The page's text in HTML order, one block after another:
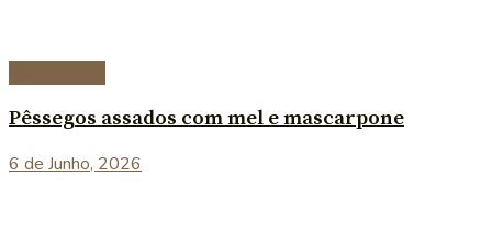
Pêssegos assados com mel e mascarpone
6 de Junho, 2026